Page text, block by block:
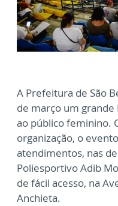
A Prefeitura de São
de março um grande
ao público feminino.
organização, o
atendimentos, nas
Poliesportivo Adib
de fácil acesso, na
Anchieta.